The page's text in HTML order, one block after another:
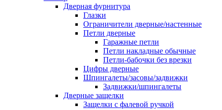
Дверная фурнитура
Глазки
Ограничители дверные/настенные
Петли дверные
Гаражные петли
Петли накладные обычные
Петли-бабочки без врезки
Цифры дверные
Шпингалеты/засовы/задвижки
Задвижки/шпингалеты
Дверные защелки
Защелки с фалевой ручкой